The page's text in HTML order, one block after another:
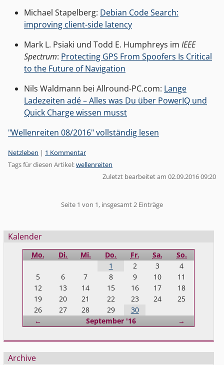
Michael Stapelberg: Debian Code Search:
improving client-side latency
Mark L. Psiaki und Todd E. Humphreys im IEEE
Spectrum: Protecting GPS From Spoofers Is Critical
to the Future of Navigation
Nils Waldmann bei Allround-PC.com: Lange
Ladezeiten adé – Alles was Du über PowerIQ und
Quick Charge wissen musst
"Wellenreiten 08/2016" vollständig lesen
Kategorien:
Netzleben | 1 Kommentar
Tags für diesen Artikel:wellenreiten
Zuletzt bearbeitet am 02.09.2016 09:20
Seite 1 von 1, insgesamt 2 Einträge
Seitenleiste
Kalender
Mo. Di. Mi. Do. Fr. Sa. So.
← September '16 Vorwärts
→
1 2 3
4
5
6 7 8 9 10
11
12
13 14 15 16 17
18
19
20 21 22 23 24
25
26
27 28 29 30
Archive